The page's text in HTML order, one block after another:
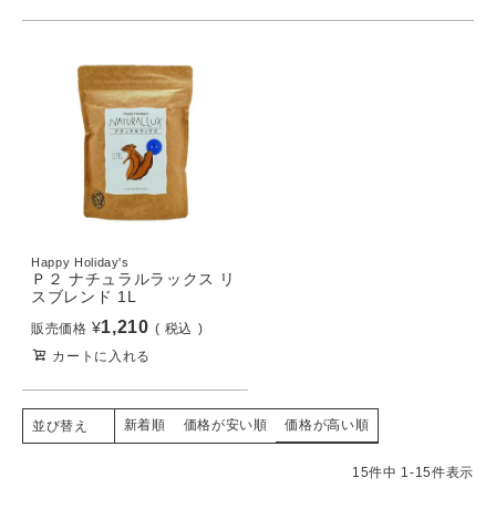
Happy Holiday's
Ｐ２ ナチュラルラックス リ
スブレンド 1L
販売価格 ¥1,210
税込
カートに入れる
並び替え 新着順 価格が安い順 価格が高い順
15件中 1-15件表示